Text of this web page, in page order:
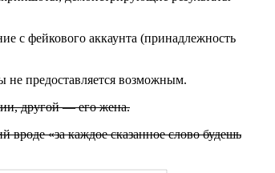
с фейкового аккаунта (принадлежность
не предоставляется возможным.
другой — его жена.
«за каждое сказанное слово будешь